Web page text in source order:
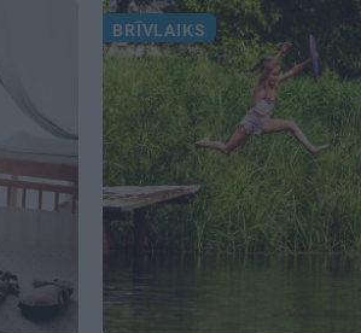
BRĪVLAIKS